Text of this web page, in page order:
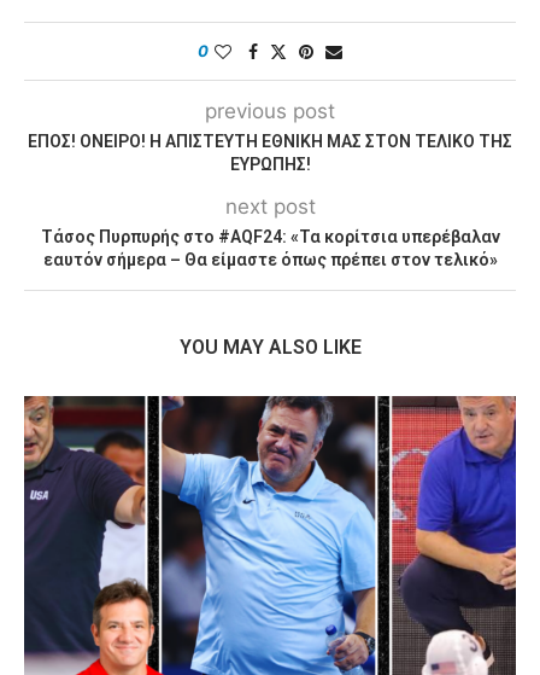
0
previous post
ΕΠΟΣ! ΟΝΕΙΡΟ! Η ΑΠΙΣΤΕΥΤΗ ΕΘΝΙΚΗ ΜΑΣ ΣΤΟΝ ΤΕΛΙΚΟ ΤΗΣ
ΕΥΡΩΠΗΣ!
next post
Τάσος Πυρπυρής στο #AQF24: «Τα κορίτσια υπερέβαλαν
εαυτόν σήμερα – Θα είμαστε όπως πρέπει στον τελικό»
YOU MAY ALSO LIKE